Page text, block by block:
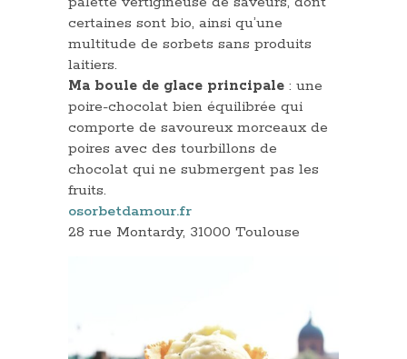
certaines sont bio, ainsi qu’une
multitude de sorbets sans produits
laitiers.
Ma boule de glace principale : une
poire-chocolat bien équilibrée qui
comporte de savoureux morceaux de
poires avec des tourbillons de
chocolat qui ne submergent pas les
fruits.
osorbetdamour.fr
28 rue Montardy, 31000 Toulouse